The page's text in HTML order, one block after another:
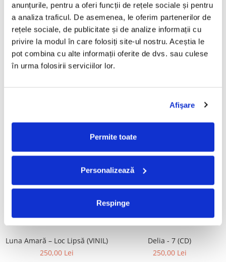
anunțurile, pentru a oferi funcții de rețele sociale și pentru
a analiza traficul. De asemenea, le oferim partenerilor de
rețele sociale, de publicitate și de analize informații cu
privire la modul în care folosiți site-ul nostru. Aceștia le
pot combina cu alte informații oferite de dvs. sau culese
în urma folosirii serviciilor lor.
Afişare
Permite toate
Personalizează
Respinge
R.E.M. - Monster , (CD)
29,99 Lei
ADAUGA IN COS
Irina Rimes – Origini , (Disc
Vinil)
250,00 Lei
ADAUGA IN COS
Electrecord, (Disc Vinil)
189,00 Lei
Fugees - The Score (CD)
Cargo- Spiritus Sanctus (Editie
Aniversara) (Disc Vinil)
150,00 Lei
Luna Amară – Loc Lipsă (VINIL)
250,00 Lei
Delia - 7 (CD)
250,00 Lei